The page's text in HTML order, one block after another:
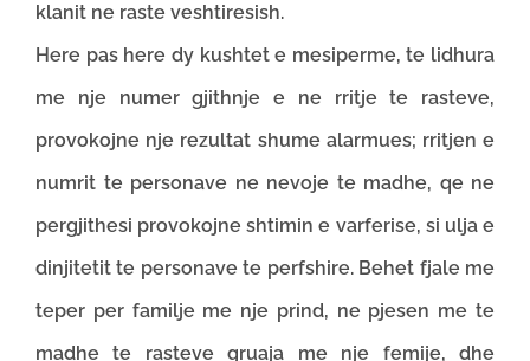
klanit ne raste veshtiresish.
Here pas here dy kushtet e mesiperme, te lidhura
me nje numer gjithnje e ne rritje te rasteve,
provokojne nje rezultat shume alarmues; rritjen e
numrit te personave ne nevoje te madhe, qe ne
pergjithesi provokojne shtimin e varferise, si ulja e
dinjitetit te personave te perfshire. Behet fjale me
teper per familje me nje prind, ne pjesen me te
madhe te rasteve gruaja me nje femije, dhe